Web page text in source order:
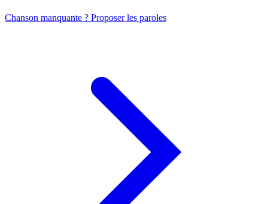
Chanson manquante ? Proposer les paroles